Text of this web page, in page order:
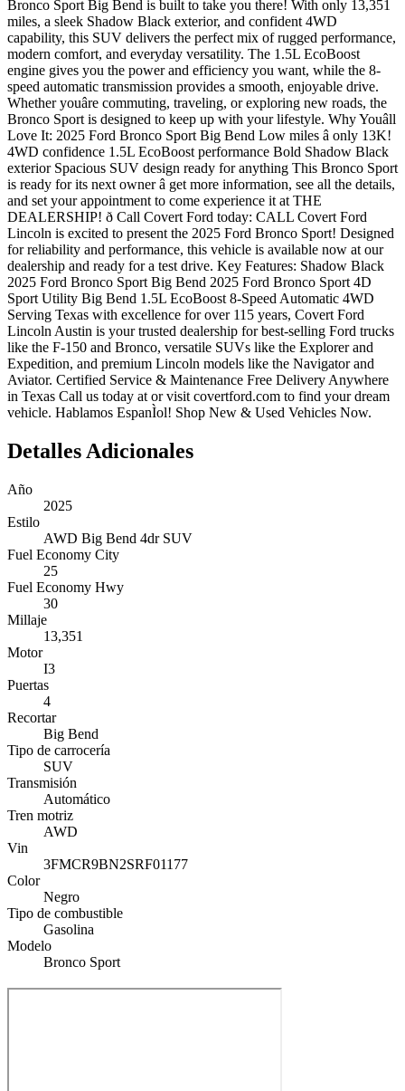
Bronco Sport Big Bend is built to take you there! With only 13,351
miles, a sleek Shadow Black exterior, and confident 4WD
capability, this SUV delivers the perfect mix of rugged performance,
modern comfort, and everyday versatility. The 1.5L EcoBoost
engine gives you the power and efficiency you want, while the 8-
speed automatic transmission provides a smooth, enjoyable drive.
Whether youâre commuting, traveling, or exploring new roads, the
Bronco Sport is designed to keep up with your lifestyle. Why Youâll
Love It: 2025 Ford Bronco Sport Big Bend Low miles â only 13K!
4WD confidence 1.5L EcoBoost performance Bold Shadow Black
exterior Spacious SUV design ready for anything This Bronco Sport
is ready for its next owner â get more information, see all the details,
and set your appointment to come experience it at THE
DEALERSHIP! ð Call Covert Ford today: CALL Covert Ford
Lincoln is excited to present the 2025 Ford Bronco Sport! Designed
for reliability and performance, this vehicle is available now at our
dealership and ready for a test drive. Key Features: Shadow Black
2025 Ford Bronco Sport Big Bend 2025 Ford Bronco Sport 4D
Sport Utility Big Bend 1.5L EcoBoost 8-Speed Automatic 4WD
Serving Texas with excellence for over 115 years, Covert Ford
Lincoln Austin is your trusted dealership for best-selling Ford trucks
like the F-150 and Bronco, versatile SUVs like the Explorer and
Expedition, and premium Lincoln models like the Navigator and
Aviator. Certified Service & Maintenance Free Delivery Anywhere
in Texas Call us today at or visit covertford.com to find your dream
vehicle. Hablamos EspanÌol! Shop New & Used Vehicles Now.
Detalles Adicionales
Año
2025
Estilo
AWD Big Bend 4dr SUV
Fuel Economy City
25
Fuel Economy Hwy
30
Millaje
13,351
Motor
I3
Puertas
4
Recortar
Big Bend
Tipo de carrocería
SUV
Transmisión
Automático
Tren motriz
AWD
Vin
3FMCR9BN2SRF01177
Color
Negro
Tipo de combustible
Gasolina
Modelo
Bronco Sport